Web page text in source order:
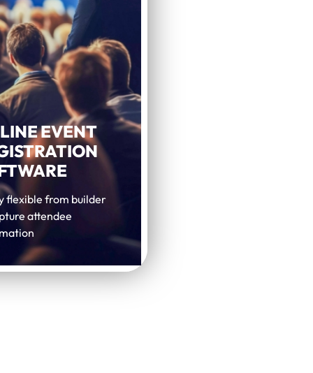
EVENT
flexible from builder
attendee